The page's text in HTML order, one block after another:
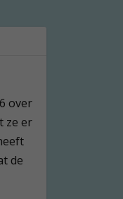
over
ze er
de